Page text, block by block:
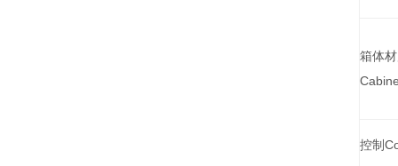
箱体
控制